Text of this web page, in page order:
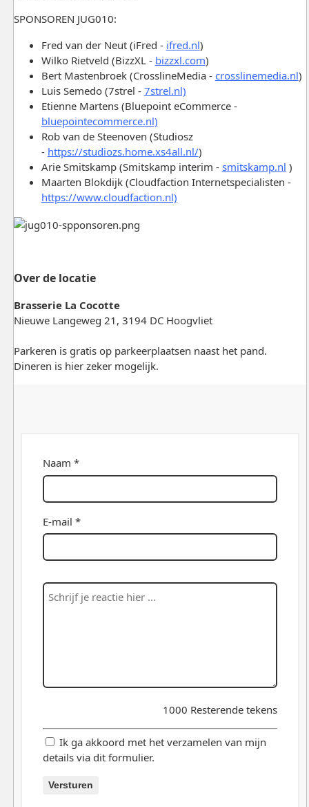
SPONSOREN JUG010:
Fred van der Neut (iFred - ifred.nl)
Wilko Rietveld (BizzXL - bizzxl.com)
Bert Mastenbroek (CrosslineMedia - crosslinemedia.nl)
Luis Semedo (7strel - 7strel.nl)
Etienne Martens (Bluepoint eCommerce -
bluepointecommerce.nl)
Rob van de Steenoven (Studiosz
- https://studiozs.home.xs4all.nl/)
Arie Smitskamp (Smitskamp interim - smitskamp.nl )
Maarten Blokdijk (Cloudfaction Internetspecialisten -
https://www.cloudfaction.nl)
Over de locatie
Brasserie La Cocotte
Nieuwe Langeweg 21, 3194 DC Hoogvliet
Parkeren is gratis op parkeerplaatsen naast het pand.
Dineren is hier zeker mogelijk.
Naam *
E-mail *
1000 Resterende tekens
Ik ga akkoord met het verzamelen van mijn
details via dit formulier.
Versturen